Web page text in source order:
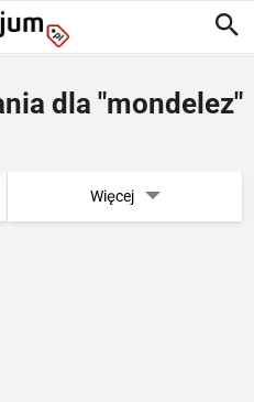
dla "mondelez"
Więcej